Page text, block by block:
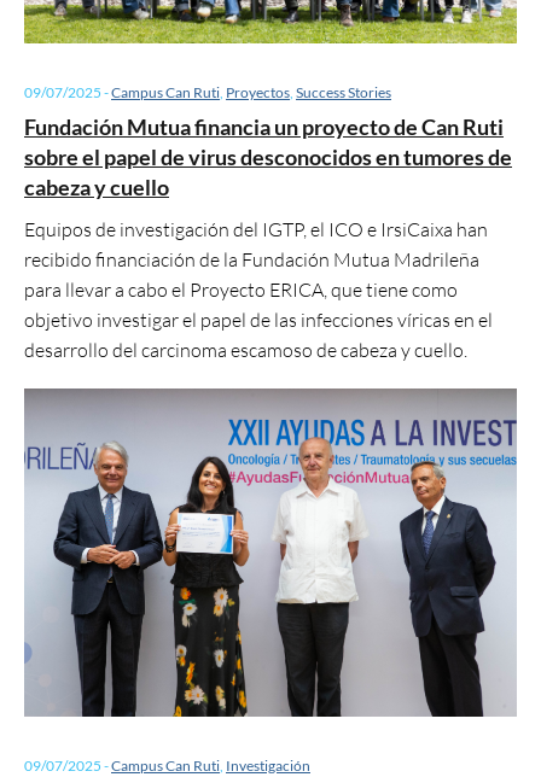
09/07/2025 -Campus Can Ruti, Proyectos, Success Stories
Fundación Mutua financia un proyecto de Can Ruti
sobre el papel de virus desconocidos en tumores de
cabeza y cuello
Equipos de investigación del IGTP, el ICO e IrsiCaixa han
recibido financiación de la Fundación Mutua Madrileña
para llevar a cabo el Proyecto ERICA, que tiene como
objetivo investigar el papel de las infecciones víricas en el
desarrollo del carcinoma escamoso de cabeza y cuello.
09/07/2025 -Campus Can Ruti, Investigación